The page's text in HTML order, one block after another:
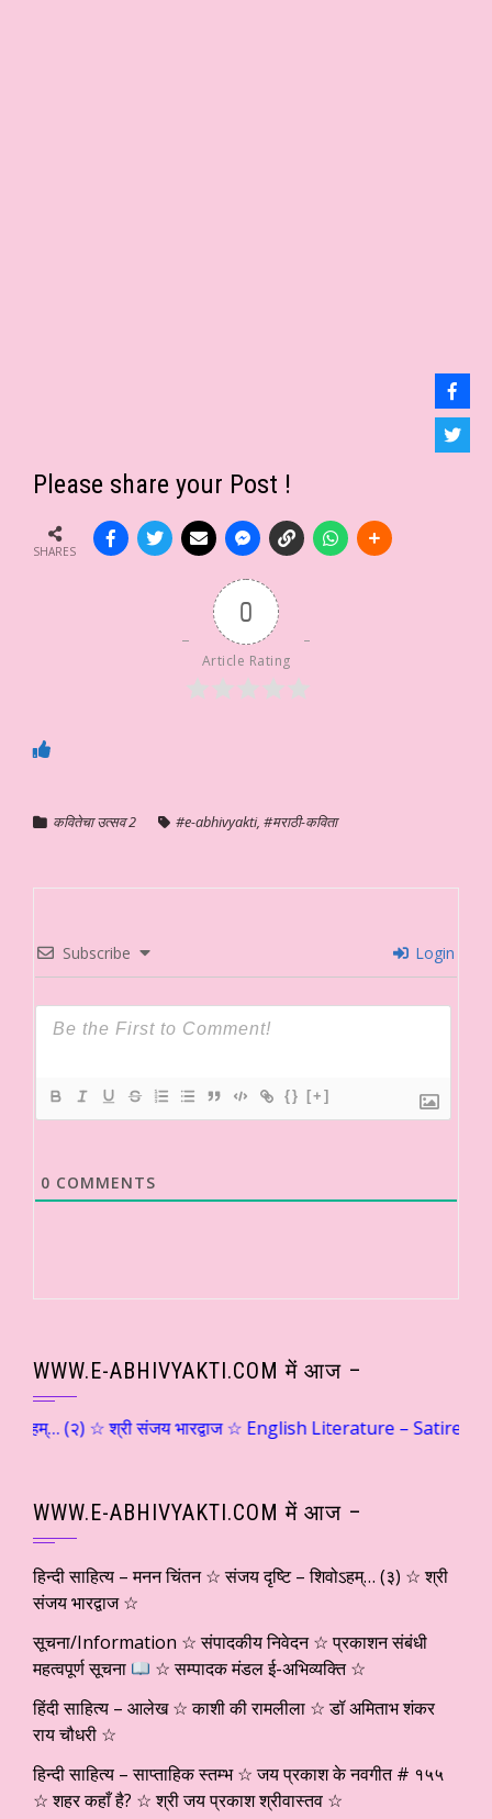
Please share your Post !
SHARES
0
Article Rating
कवितेचा उत्सव 2 #e-abhivyakti, #मराठी-कविता
Subscribe Login
{} [+]
0 COMMENTS
WWW.E-ABHIVYAKTI.COM में आज –
(२) ☆ श्री संजय भारद्वाज ☆ English Literature – Satire ☆
WWW.E-ABHIVYAKTI.COM में आज –
हिन्दी साहित्य – मनन चिंतन ☆ संजय दृष्टि – शिवोऽहम्… (३) ☆ श्री
संजय भारद्वाज ☆
सूचना/Information ☆ संपादकीय निवेदन ☆ प्रकाशन संबंधी
महत्वपूर्ण सूचना
☆ सम्पादक मंडल ई-अभिव्यक्ति ☆
हिंदी साहित्य – आलेख ☆ काशी की रामलीला ☆ डॉ अमिताभ शंकर
राय चौधरी ☆
हिन्दी साहित्य – साप्ताहिक स्तम्भ ☆ जय प्रकाश के नवगीत # १५५
☆ शहर कहाँ है? ☆ श्री जय प्रकाश श्रीवास्तव ☆